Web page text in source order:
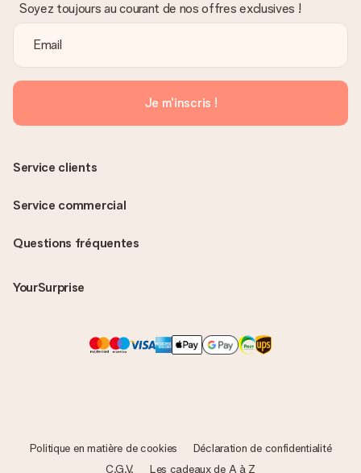
Soyez toujours au courant de nos offres exclusives !
Je m'inscris !
Questions fréquentes
YourSurprise
Service clients
Service commercial
Politique en matière de cookies
Déclaration de confidentialité
C.G.V.
Les cadeaux de A à Z